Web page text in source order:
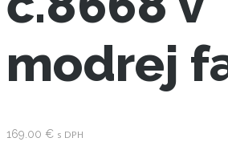
modrej
169.00 € s DPH